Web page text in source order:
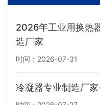
2026年工业用换热
造厂家
时间：2026-07-31
冷凝器专业制造厂